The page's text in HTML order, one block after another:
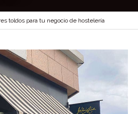
toldos para tu negocio de hostelería